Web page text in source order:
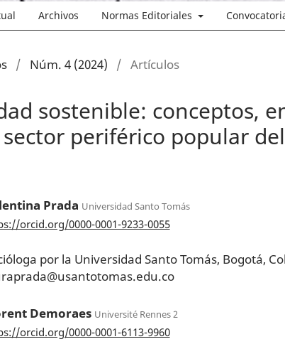
Archivos Normas Editoriales
/ Núm. 4 (2024) / Artículos
sostenible: conceptos,
periférico popular
Prada Universidad Santo Tomás
orcid.org/0000-0001-9233-0055
por la Universidad Santo Tomás, Bogotá,
Demoraes Université Rennes 2
orcid.org/0000-0001-6113-9960